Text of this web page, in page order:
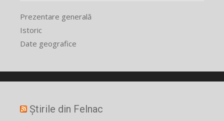
Prezentare generală
Istoric
Date geografice
Știrile din Felnac